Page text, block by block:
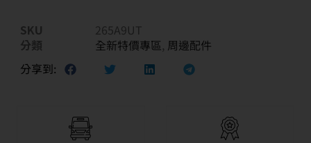
SKU
265A9UT
分類
全新特價專區, 周邊配件
分享到: